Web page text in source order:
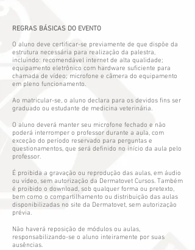
REGRAS BÁSICAS DO EVENTO
O aluno deve certificar-se previamente de que dispõe da
estrutura necessária para realização da palestra,
incluindo: recomendável internet de alta qualidade;
equipamento eletrônico com hardware suficiente para
chamada de vídeo; microfone e câmera do equipamento
em pleno funcionamento.
Ao matricular-se, o aluno declara para os devidos fins ser
graduado ou estudante de medicina veterinária.
O aluno deverá manter seu microfone fechado e não
poderá interromper o professor durante a aula, com
exceção do período reservado para perguntas e
questionamentos, que será definido no início da aula pelo
professor.
É proibida a gravação ou reprodução das aulas, em áudio
ou vídeo, sem autorização da Dermatovet Cursos. Também
é proibido o download, sob qualquer forma ou pretexto,
bem como o compartilhamento ou distribuição das aulas
disponibilizadas no site da Dermatovet, sem autorização
prévia.
Não haverá reposição de módulos ou aulas,
responsabilizando-se o aluno inteiramente por suas
ausências.